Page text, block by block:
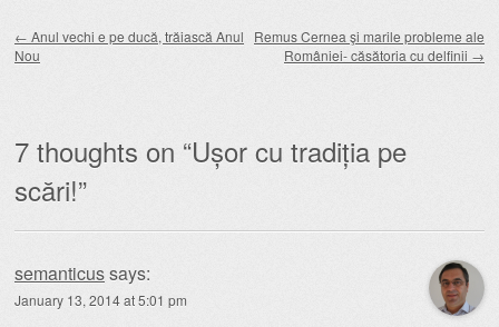
← Anul vechi e pe ducă, trăiască Anul
Nou
Remus Cernea şi marile probleme ale
României- căsătoria cu delfinii →
7 thoughts on “Ușor cu tradiția pe
scări!”
semanticussays:
January 13, 2014 at 5:01 pm